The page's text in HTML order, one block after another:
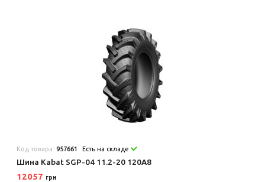
Код товара:957661 Есть на складе
Шина Kabat SGP-04 11.2-20 120A8
12057 грн